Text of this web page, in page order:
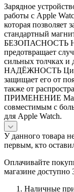
Зарядное
работы с Apple
которая позволяет
стандартный
БЕЗОПАСНОСТЬ
предотвращает
сильных толчках
НАДЁЖНОСТЬ
защищает его от
также от
ПРИМЕНЕНИЕ
совместимым с
для Apple Watch.
У данного товара
первым, кто
Оплачивайте
магазине доступно
Наличные